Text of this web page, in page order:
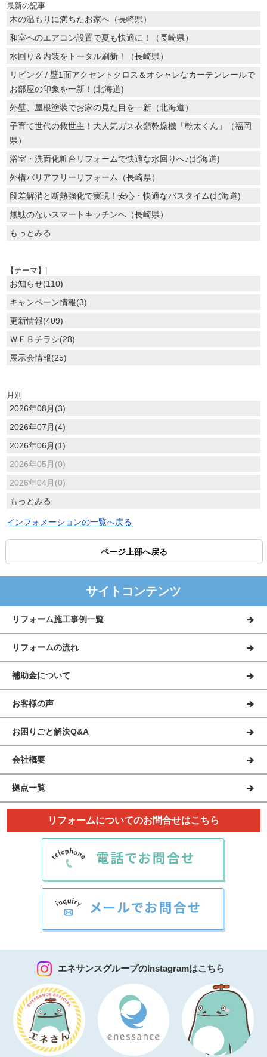
最新の記事
木の温もりに満ちたお家へ（長崎県）
和室へのエアコン設置で夏も快適に！（長崎県）
水回り＆内装をトータル刷新！（長崎県）
リビング / 壁1面アクセントクロス＆オシャレなカーテンレールで
お部屋の印象を一新！(北海道)
外壁、屋根塗装でお家の見た目を一新（北海道）
子育て世代の救世主！大人気ガス衣類乾燥機「乾太くん」（福岡
県）
浴室・洗面化粧台リフォームで快適な水回りへ♪(北海道)
外構バリアフリーリフォーム（長崎県）
段差解消と断熱強化で実現！安心・快適なバスタイム(北海道)
無駄のないスマートキッチンへ（長崎県）
もっとみる
【テーマ】|
お知らせ(110)
キャンペーン情報(3)
更新情報(409)
ＷＥＢチラシ(28)
展示会情報(25)
月別
2026年08月(3)
2026年07月(4)
2026年06月(1)
2026年05月(0)
2026年04月(0)
もっとみる
インフォメーションの一覧へ戻る
ページ上部へ戻る
サイトコンテンツ
リフォーム施工事例一覧
リフォームの流れ
補助金について
お客様の声
お困りごと解決Q&A
会社概要
拠点一覧
リフォームについてのお問合せはこちら
エネサンスグループのInstagramはこちら